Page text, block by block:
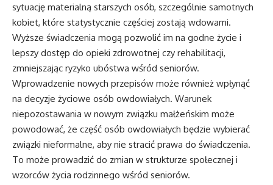
sytuację materialną starszych osób, szczególnie samotnych
kobiet, które statystycznie częściej zostają wdowami.
Wyższe świadczenia mogą pozwolić im na godne życie i
lepszy dostęp do opieki zdrowotnej czy rehabilitacji,
zmniejszając ryzyko ubóstwa wśród seniorów.
Wprowadzenie nowych przepisów może również wpłynąć
na decyzje życiowe osób owdowiałych. Warunek
niepozostawania w nowym związku małżeńskim może
powodować, że część osób owdowiałych będzie wybierać
związki nieformalne, aby nie stracić prawa do świadczenia.
To może prowadzić do zmian w strukturze społecznej i
wzorców życia rodzinnego wśród seniorów.